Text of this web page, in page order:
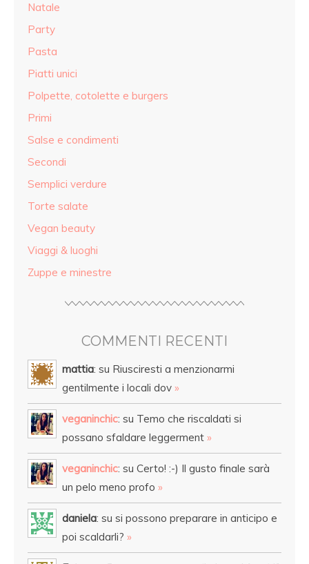
Natale
Party
Pasta
Piatti unici
Polpette, cotolette e burgers
Primi
Salse e condimenti
Secondi
Semplici verdure
Torte salate
Vegan beauty
Viaggi & luoghi
Zuppe e minestre
COMMENTI RECENTI
mattia: su Riusciresti a menzionarmi
gentilmente i locali dov »
veganinchic: su Temo che riscaldati si
possano sfaldare leggerment »
veganinchic: su Certo! :-) Il gusto finale sarà
un pelo meno profo »
daniela: su si possono preparare in anticipo e
poi scaldarli? »